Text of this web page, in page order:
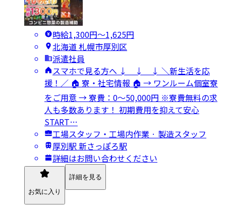
時給1,300円〜1,625円
北海道 札幌市厚別区
派遣社員
スマホで見る方へ ↓ ↓ ↓ ＼新生活を応
援！／ 🏠 寮・社宅情報 🏠 → ワンルーム個室寮
をご用意 → 寮費：0～50,000円 ※寮費無料の求
人も多数あります！ 初期費用を抑えて安心
START…
工場スタッフ・工場内作業 · 製造スタッフ
厚別駅 新さっぽろ駅
詳細はお問い合わせください
お気に入り
詳細を見る